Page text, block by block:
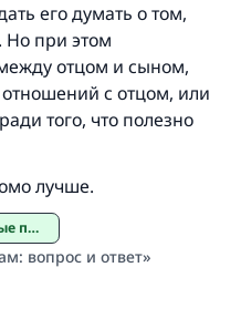
его думать о том,
Но при этом
отцом и сыном,
с отцом, или
того, что полезно
лучше.
вопрос и ответ»